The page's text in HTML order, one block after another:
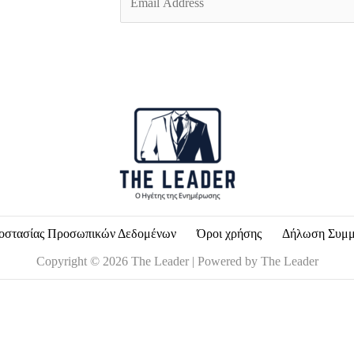
Προσωπικών Δεδομένων Όροι χρήσης Δήλωση
Copyright © 2026 The Leader | Powered by The Leader